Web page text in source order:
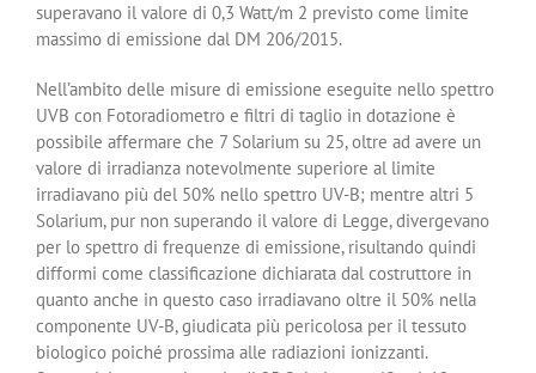
superavano il valore di 0,3 Watt/m 2 previsto come limite
massimo di emissione dal DM 206/2015.
Nell’ambito delle misure di emissione eseguite nello spettro
UVB con Fotoradiometro e filtri di taglio in dotazione è
possibile affermare che 7 Solarium su 25, oltre ad avere un
valore di irradianza notevolmente superiore al limite
irradiavano più del 50% nello spettro UV-B; mentre altri 5
Solarium, pur non superando il valore di Legge, divergevano
per lo spettro di frequenze di emissione, risultando quindi
difformi come classificazione dichiarata dal costruttore in
quanto anche in questo caso irradiavano oltre il 50% nella
componente UV-B, giudicata più pericolosa per il tessuto
biologico poiché prossima alle radiazioni ionizzanti.